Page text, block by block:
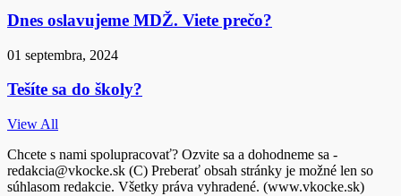
Dnes oslavujeme MDŽ. Viete prečo?
01 septembra, 2024
Tešíte sa do školy?
View All
Chcete s nami spolupracovať? Ozvite sa a dohodneme sa -
redakcia@vkocke.sk (C) Preberať obsah stránky je možné len so
súhlasom redakcie. Všetky práva vyhradené. (www.vkocke.sk)